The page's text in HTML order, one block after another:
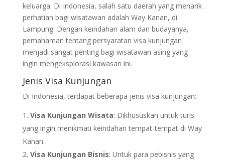
keluarga. Di Indonesia, salah satu daerah yang menarik
perhatian bagi wisatawan adalah Way Kanan, di
Lampung. Dengan keindahan alam dan budayanya,
pemahaman tentang persyaratan visa kunjungan
menjadi sangat penting bagi wisatawan asing yang
ingin mengeksplorasi kawasan ini.
Jenis Visa Kunjungan
Di Indonesia, terdapat beberapa jenis visa kunjungan:
Visa Kunjungan Wisata: Dikhususkan untuk turis
yang ingin menikmati keindahan tempat-tempat di Way
Kanan.
Visa Kunjungan Bisnis: Untuk para pebisnis yang